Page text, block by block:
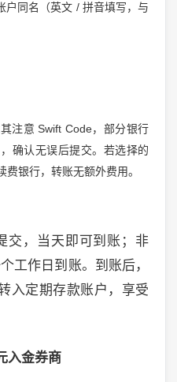
户同名（英文 / 拼音填写，与
注意 Swift Code，部分银行
确认无误后提交。若选择的
银行，转账无额外费用。
交，当天即可到账；非
工作日到账。到账后，
入定期存款账户，享受
入金券商